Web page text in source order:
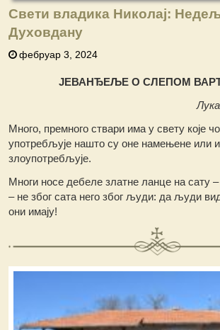
Свети владика Николај:
Духовдану
фебруар 3, 2024
ЈЕВАНЂЕЉЕ О СЛЕПОМ
Много, премного ствари има у свету које
употребљује нашто су оне намењене или
злоупотребљује.
Многи носе дебеле златне ланце на сату
– не због сата него због људи: да људи
они имају!